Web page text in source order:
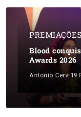
PREMIAÇÕES
Blood
Awards 2026
Antonio Cervi19